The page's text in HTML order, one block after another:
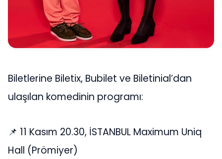
Biletlerine Biletix, Bubilet ve Biletinial’dan
ulaşılan komedinin programı:
📌 11 Kasım 20.30, İSTANBUL Maximum Uniq
Hall (Prömiyer)